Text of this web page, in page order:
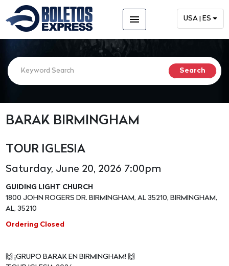
menu USA | ES
BARAK BIRMINGHAM
TOUR IGLESIA
Saturday, June 20, 2026 7:00pm
GUIDING LIGHT CHURCH
1800 JOHN ROGERS DR. BIRMINGHAM, AL 35210, BIRMINGHAM,
AL, 35210
Ordering Closed
🙌 ¡GRUPO BARAK EN BIRMINGHAM! 🙌